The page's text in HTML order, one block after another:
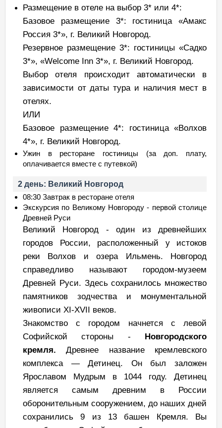
Размещение в отеле на выбор 3* или 4*:
Базовое размещение 3*: гостиница «Амакс
Россия 3*», г. Великий Новгород.
Резервное размещение 3*: гостиницы «Садко
3*», «Welcome Inn 3*», г. Великий Новгород.
Выбор отеля происходит автоматически в
зависимости от даты тура и наличия мест в
отелях.
ИЛИ
Базовое размещение 4*: гостиница «Волхов
4*», г. Великий Новгород.
Ужин в ресторане гостиницы (за доп. плату,
оплачивается вместе с путевкой)
2 день: Великий Новгород
08:30 Завтрак в ресторане отеля
Экскурсия по Великому Новгороду - первой столице
Древней Руси
Великий Новгород - один из древнейших
городов России, расположенный у истоков
реки Волхов и озера Ильмень. Новгород
справедливо называют городом-музеем
Древней Руси. Здесь сохранилось множество
памятников зодчества и монументальной
живописи XI-XVII веков.
Знакомство с городом начнется с левой
Софийской стороны - Новгородского
кремля. Древнее название кремлевского
комплекса — Детинец. Он был заложен
Ярославом Мудрым в 1044 году. Детинец
является самым древним в России
оборонительным сооружением, до наших дней
сохранились 9 из 13 башен Кремля. Вы